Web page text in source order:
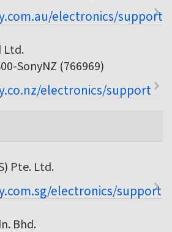
electronics/support
Ltd.
SonyNZ (766969)
electronics/support
Pte. Ltd.
electronics/support
Bhd.